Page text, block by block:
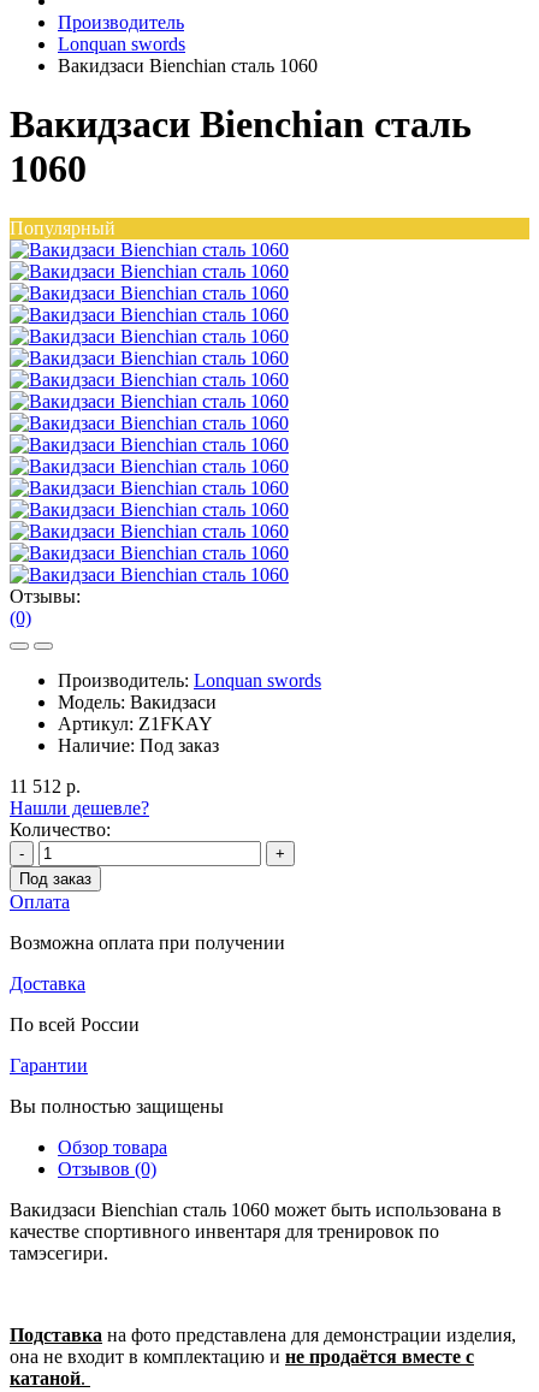
Производитель
Lonquan swords
Вакидзаси Bienchian сталь 1060
Вакидзаси Bienchian сталь
1060
Популярный
Отзывы:
(0)
Производитель: Lonquan swords
Модель: Вакидзаси
Артикул: Z1FKAY
Наличие: Под заказ
11 512 р.
Нашли дешевле?
Количество:
-
+
Под заказ
Оплата
Возможна оплата при получении
Доставка
По всей России
Гарантии
Вы полностью защищены
Обзор товара
Отзывов (0)
Вакидзаси Bienchian сталь 1060 может быть использована в
качестве спортивного инвентаря для тренировок по
тамэсегири.
Подставка на фото представлена для демонстрации изделия,
она не входит в комплектацию и не продаётся вместе с
катаной.